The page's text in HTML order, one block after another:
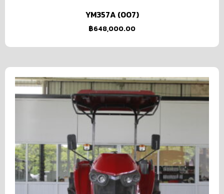
YM357A (007)
฿648,000.00